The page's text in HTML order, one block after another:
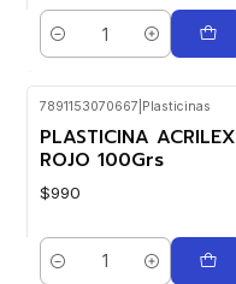
Cantidad
7891153070667 Plasticinas
PLASTICINA ACRILEX
ROJO 100Grs
$990
Cantidad